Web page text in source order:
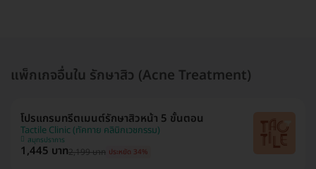
แพ็กเกจอื่นใน รักษาสิว (Acne Treatment)
โปรแกรมทรีตเมนต์รักษาสิวหน้า 5 ขั้นตอน
Tactile Clinic (ทัคทาย คลินิกเวชกรรม)
สมุทรปราการ
1,445 บาท2,199 บาท ประหยัด 34%